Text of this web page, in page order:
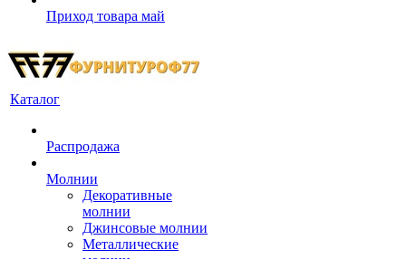
Приход товара май
Каталог
Распродажа
Молнии
Декоративные
молнии
Джинсовые молнии
Металлические